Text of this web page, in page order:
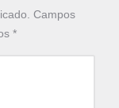
Campos
*